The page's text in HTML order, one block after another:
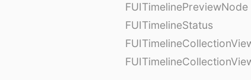
FUITimelinePreviewNode
FUITimelineStatus